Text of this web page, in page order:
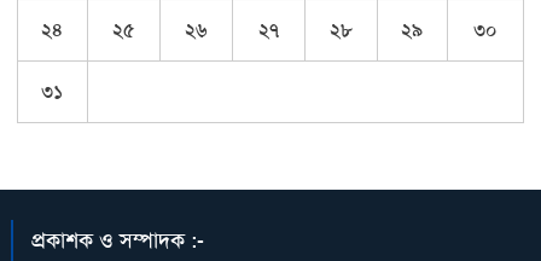
২৪ ২৫ ২৬ ২৭ ২৮ ২৯ ৩০
৩১
প্রকাশক ও সম্পাদক :-